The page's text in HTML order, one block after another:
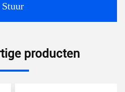
Stuur
producten